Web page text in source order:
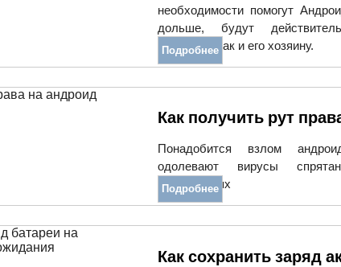
необходимости помогут
дольше, будут
телефону, так и его хозяину.
Подробнее
Как получить рут
Понадобится взлом
одолевают вирусы
приложениях
Подробнее
Как сохранить заряд